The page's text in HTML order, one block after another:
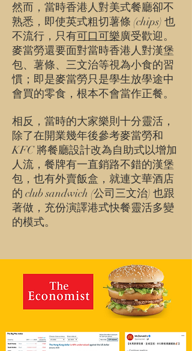
然而，當時香港人對美式餐廳卻不
熟悉，即使英式粗切薯條 (chips) 也
不流行，只有可口可樂廣受歡迎。
麥當勞還要面對當時香港人對漢堡
包、薯條、三文治等視為小食的習
慣；即是麥當勞只是學生放學途中
會買的零食，根本不會當作正餐。
相反，當時的大家樂則十分靈活，
除了在開業幾年後參考麥當勞和
KFC 將餐廳設計改為自助式以增加
人流，餐牌有一直銷路不錯的漢堡
包，也有外賣飯盒，就連文華酒店
的 club sandwich (公司三文治) 也跟
著做，充份演譯港式快餐靈活多變
的模式。